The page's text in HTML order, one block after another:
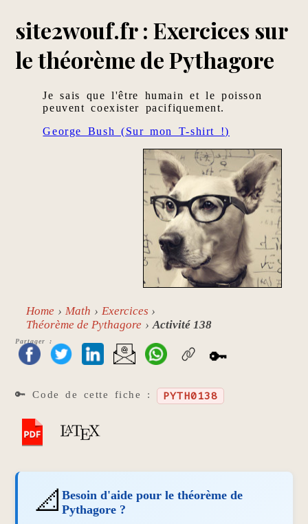
site2wouf.fr : Exercices sur
le théorème de Pythagore
Je sais que l'être humain et le poisson
peuvent coexister pacifiquement.
George Bush (Sur mon T-shirt !)
Home Math
Exercices
Théorème de Pythagore
Activité 138
Partager :
🔑
🔑 Code de cette fiche : PYTH0138
📐Besoin d'aide pour le théorème de
Pythagore ?